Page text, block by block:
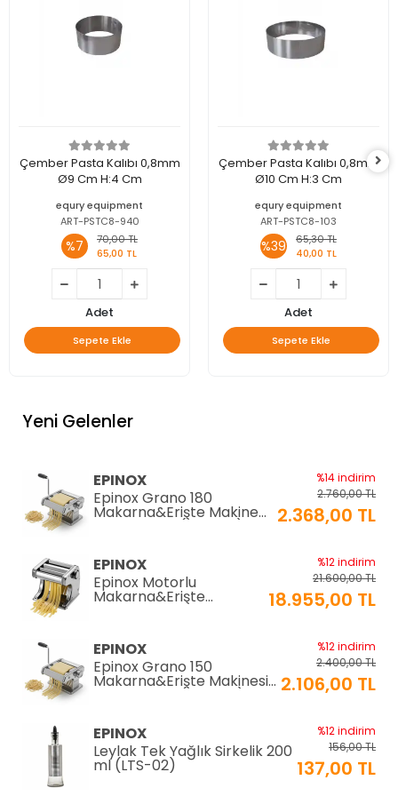
Çember Pasta Kalıbı 0,8mm
Ø9 Cm H:4 Cm
equry equipment
ART-PSTC8-940
%7
70,00 TL
65,00 TL
Adet
Sepete Ekle
Çember Pasta Kalıbı 0,8mm
Ø10 Cm H:3 Cm
equry equipment
ART-PSTC8-103
%39
65,30 TL
40,00 TL
Adet
Sepete Ekle
Yeni Gelenler
EPINOX
Epinox Grano 180
Makarna&Erişte Makinesi
2mm+6mm (GR-180)
%14 indirim
2.760,00 TL
2.368,00 TL
EPINOX
Epinox Motorlu
Makarna&Erişte
Makinesi 2mm+6mm
%12 indirim
21.600,00 TL
18.955,00 TL
EPINOX
Epinox Grano 150
Makarna&Erişte Makinesi
2mm+4mm (GR-150)
%12 indirim
2.400,00 TL
2.106,00 TL
EPINOX
Leylak Tek Yağlık Sirkelik 200
ml (LTS-02)
%12 indirim
156,00 TL
137,00 TL